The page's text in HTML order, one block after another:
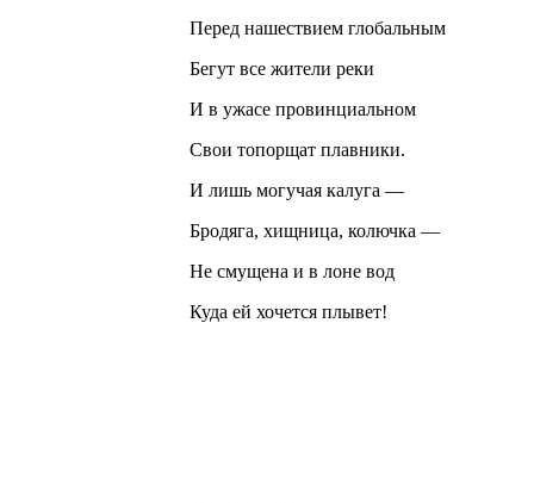
Перед нашествием глобальным
Бегут все жители реки
И в ужасе провинциальном
Свои топорщат плавники.
И лишь могучая калуга —
Бродяга, хищница, колючка —
Не смущена и в лоне вод
Куда ей хочется плывет!